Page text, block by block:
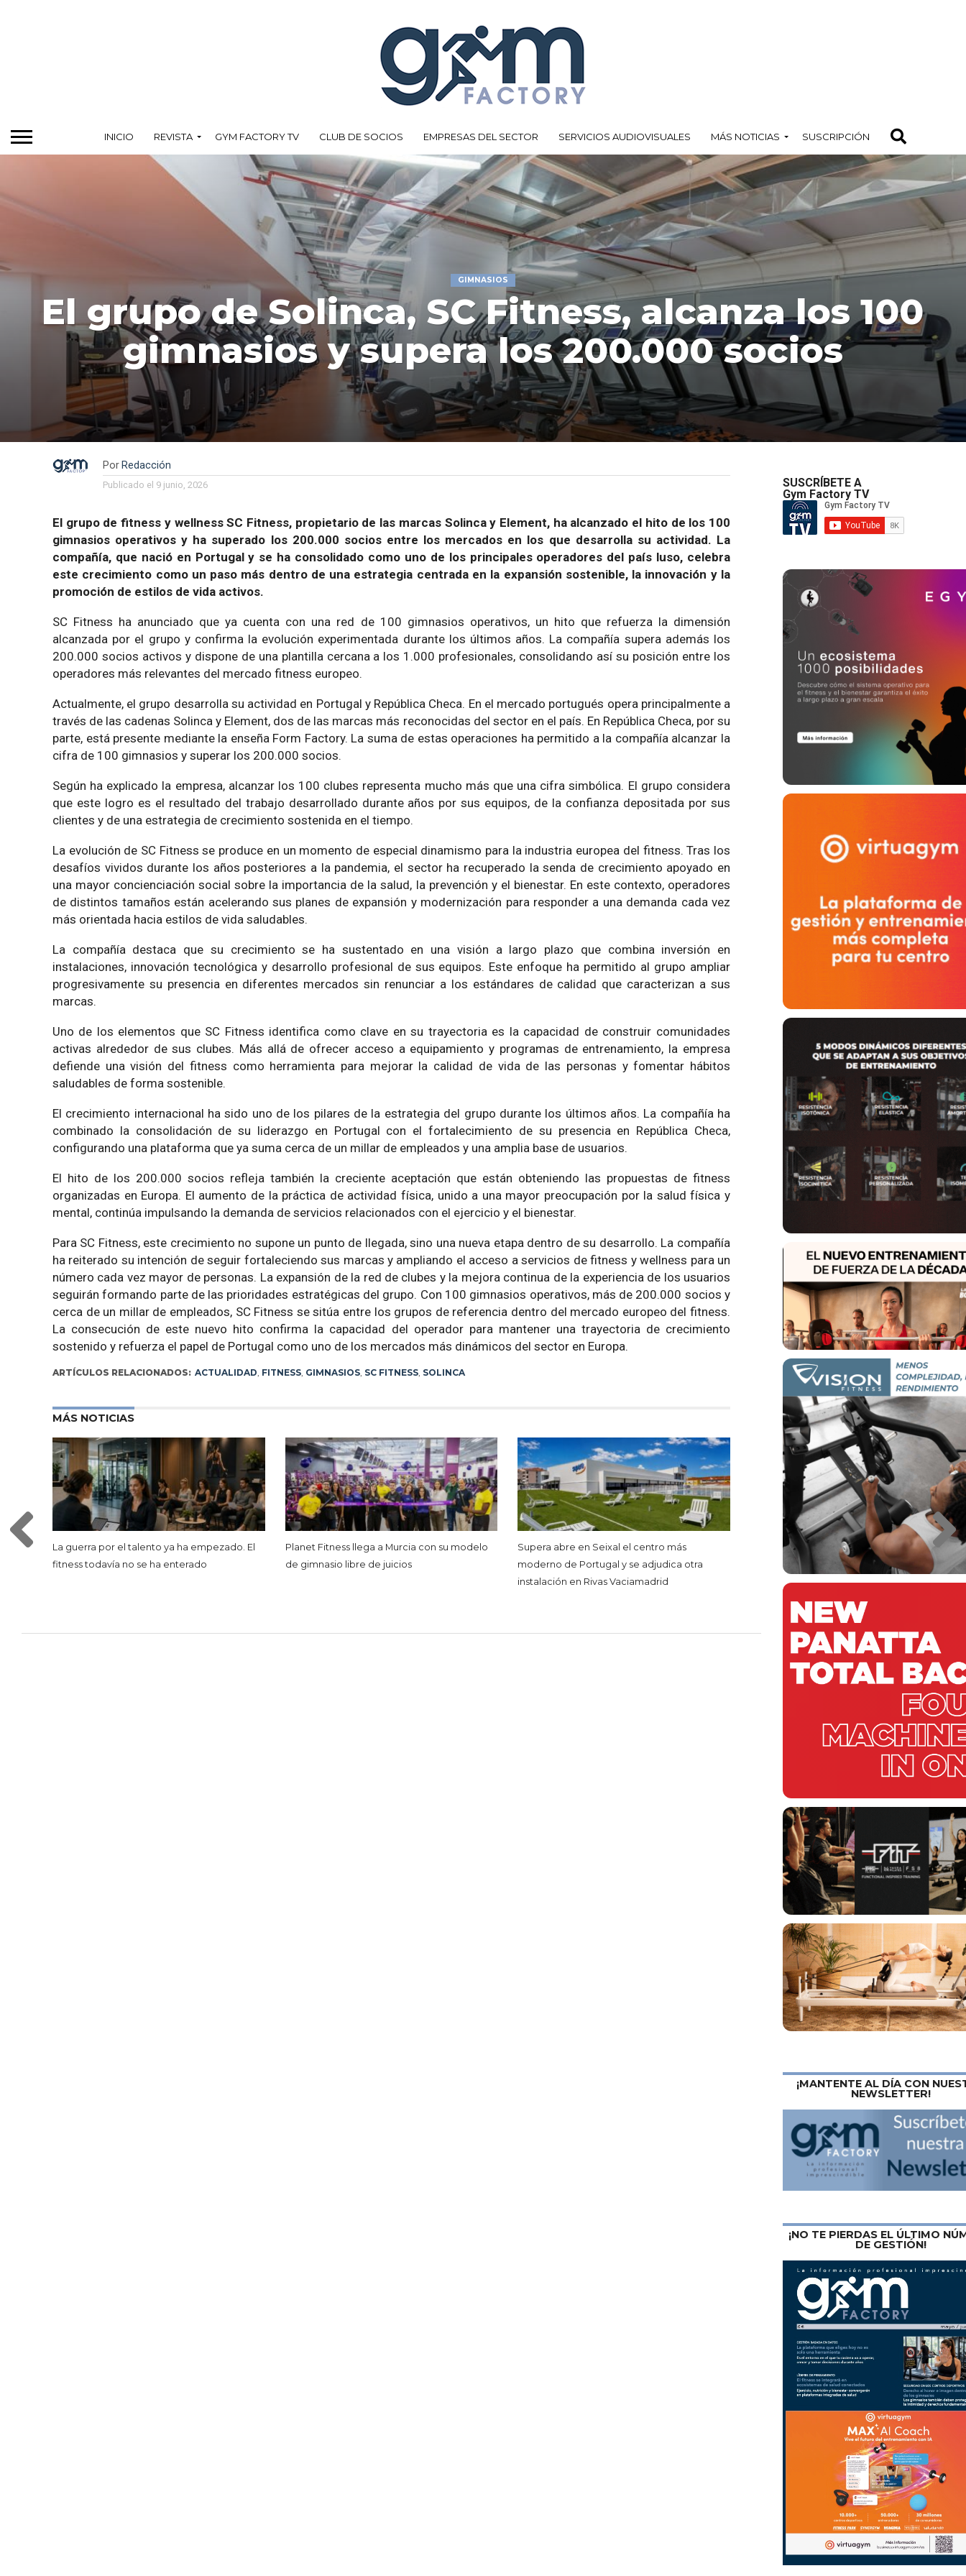
INICIO REVISTA GYM FACTORY TV CLUB DE SOCIOS EMPRESAS DEL SECTOR SERVICIOS AUDIOVISUALES MÁS NOTICIAS SUSCRIPCIÓN
GIMNASIOS
El grupo de Solinca, SC Fitness, alcanza los 100
gimnasios y supera los 200.000 socios
Por Redacción
Publicado el 9 junio, 2026
El grupo de fitness y wellness SC Fitness, propietario de las marcas Solinca y Element, ha alcanzado el hito de los 100
gimnasios operativos y ha superado los 200.000 socios entre los mercados en los que desarrolla su actividad. La
compañía, que nació en Portugal y se ha consolidado como uno de los principales operadores del país luso, celebra
este crecimiento como un paso más dentro de una estrategia centrada en la expansión sostenible, la innovación y la
promoción de estilos de vida activos.
SC Fitness ha anunciado que ya cuenta con una red de 100 gimnasios operativos, un hito que refuerza la dimensión
alcanzada por el grupo y confirma la evolución experimentada durante los últimos años. La compañía supera además los
200.000 socios activos y dispone de una plantilla cercana a los 1.000 profesionales, consolidando así su posición entre los
operadores más relevantes del mercado fitness europeo.
Actualmente, el grupo desarrolla su actividad en Portugal y República Checa. En el mercado portugués opera principalmente a
través de las cadenas Solinca y Element, dos de las marcas más reconocidas del sector en el país. En República Checa, por su
parte, está presente mediante la enseña Form Factory. La suma de estas operaciones ha permitido a la compañía alcanzar la
cifra de 100 gimnasios y superar los 200.000 socios.
Según ha explicado la empresa, alcanzar los 100 clubes representa mucho más que una cifra simbólica. El grupo considera
que este logro es el resultado del trabajo desarrollado durante años por sus equipos, de la confianza depositada por sus
clientes y de una estrategia de crecimiento sostenida en el tiempo.
La evolución de SC Fitness se produce en un momento de especial dinamismo para la industria europea del fitness. Tras los
desafíos vividos durante los años posteriores a la pandemia, el sector ha recuperado la senda de crecimiento apoyado en
una mayor concienciación social sobre la importancia de la salud, la prevención y el bienestar. En este contexto, operadores
de distintos tamaños están acelerando sus planes de expansión y modernización para responder a una demanda cada vez
más orientada hacia estilos de vida saludables.
La compañía destaca que su crecimiento se ha sustentado en una visión a largo plazo que combina inversión en
instalaciones, innovación tecnológica y desarrollo profesional de sus equipos. Este enfoque ha permitido al grupo ampliar
progresivamente su presencia en diferentes mercados sin renunciar a los estándares de calidad que caracterizan a sus
marcas.
Uno de los elementos que SC Fitness identifica como clave en su trayectoria es la capacidad de construir comunidades
activas alrededor de sus clubes. Más allá de ofrecer acceso a equipamiento y programas de entrenamiento, la empresa
defiende una visión del fitness como herramienta para mejorar la calidad de vida de las personas y fomentar hábitos
saludables de forma sostenible.
El crecimiento internacional ha sido uno de los pilares de la estrategia del grupo durante los últimos años. La compañía ha
combinado la consolidación de su liderazgo en Portugal con el fortalecimiento de su presencia en República Checa,
configurando una plataforma que ya suma cerca de un millar de empleados y una amplia base de usuarios.
El hito de los 200.000 socios refleja también la creciente aceptación que están obteniendo las propuestas de fitness
organizadas en Europa. El aumento de la práctica de actividad física, unido a una mayor preocupación por la salud física y
mental, continúa impulsando la demanda de servicios relacionados con el ejercicio y el bienestar.
Para SC Fitness, este crecimiento no supone un punto de llegada, sino una nueva etapa dentro de su desarrollo. La compañía
ha reiterado su intención de seguir fortaleciendo sus marcas y ampliando el acceso a servicios de fitness y wellness para un
número cada vez mayor de personas. La expansión de la red de clubes y la mejora continua de la experiencia de los usuarios
seguirán formando parte de las prioridades estratégicas del grupo. Con 100 gimnasios operativos, más de 200.000 socios y
cerca de un millar de empleados, SC Fitness se sitúa entre los grupos de referencia dentro del mercado europeo del fitness.
La consecución de este nuevo hito confirma la capacidad del operador para mantener una trayectoria de crecimiento
sostenido y refuerza el papel de Portugal como uno de los mercados más dinámicos del sector en Europa.
ARTÍCULOS RELACIONADOS: ACTUALIDAD, FITNESS, GIMNASIOS, SC FITNESS, SOLINCA
MÁS NOTICIAS
La guerra por el talento ya ha empezado. El
fitness todavía no se ha enterado
Planet Fitness llega a Murcia con su modelo
de gimnasio libre de juicios
Supera abre en Seixal el centro más
moderno de Portugal y se adjudica otra
instalación en Rivas Vaciamadrid
SUSCRÍBETE A
Gym Factory TV
¡MANTENTE AL DÍA CON
NEWSLETTER!
¡NO TE PIERDAS EL ÚLTIMO
DE GESTIÓN!